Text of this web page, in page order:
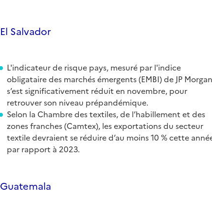
El Salvador
L'indicateur de risque pays, mesuré par l'indice
obligataire des marchés émergents (EMBI) de JP
s’est significativement réduit en novembre, pour
retrouver son niveau prépandémique.
Selon la Chambre des textiles, de l’habillement et des
zones franches (Camtex), les exportations du secteur
textile devraient se réduire d’au moins 10 % cette
par rapport à 2023.
Guatemala